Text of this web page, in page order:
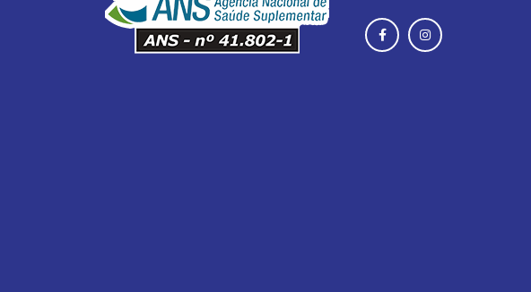
perto, cuidando de você!